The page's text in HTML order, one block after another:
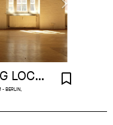
HISTORIC KREUZBERG LOCATION
- BERLIN,